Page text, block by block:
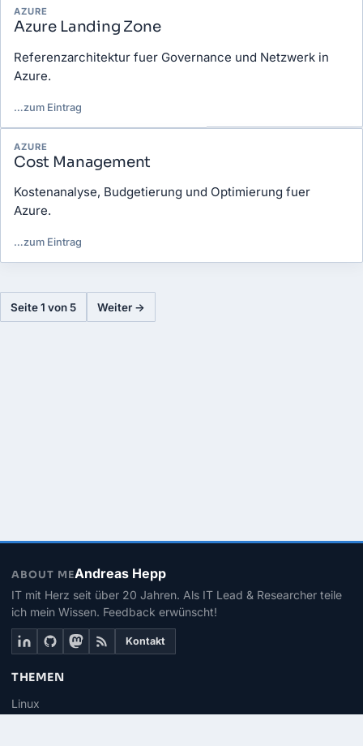
AZURE
Azure Landing Zone
Referenzarchitektur fuer Governance und Netzwerk in
Azure.
…zum Eintrag
AZURE
Cost Management
Kostenanalyse, Budgetierung und Optimierung fuer
Azure.
…zum Eintrag
Seite 1 von 5 Weiter →
ABOUT MEAndreas Hepp
IT mit Herz seit über 20 Jahren. Als IT Lead & Researcher teile
ich mein Wissen. Feedback erwünscht!
Kontakt
THEMEN
Linux